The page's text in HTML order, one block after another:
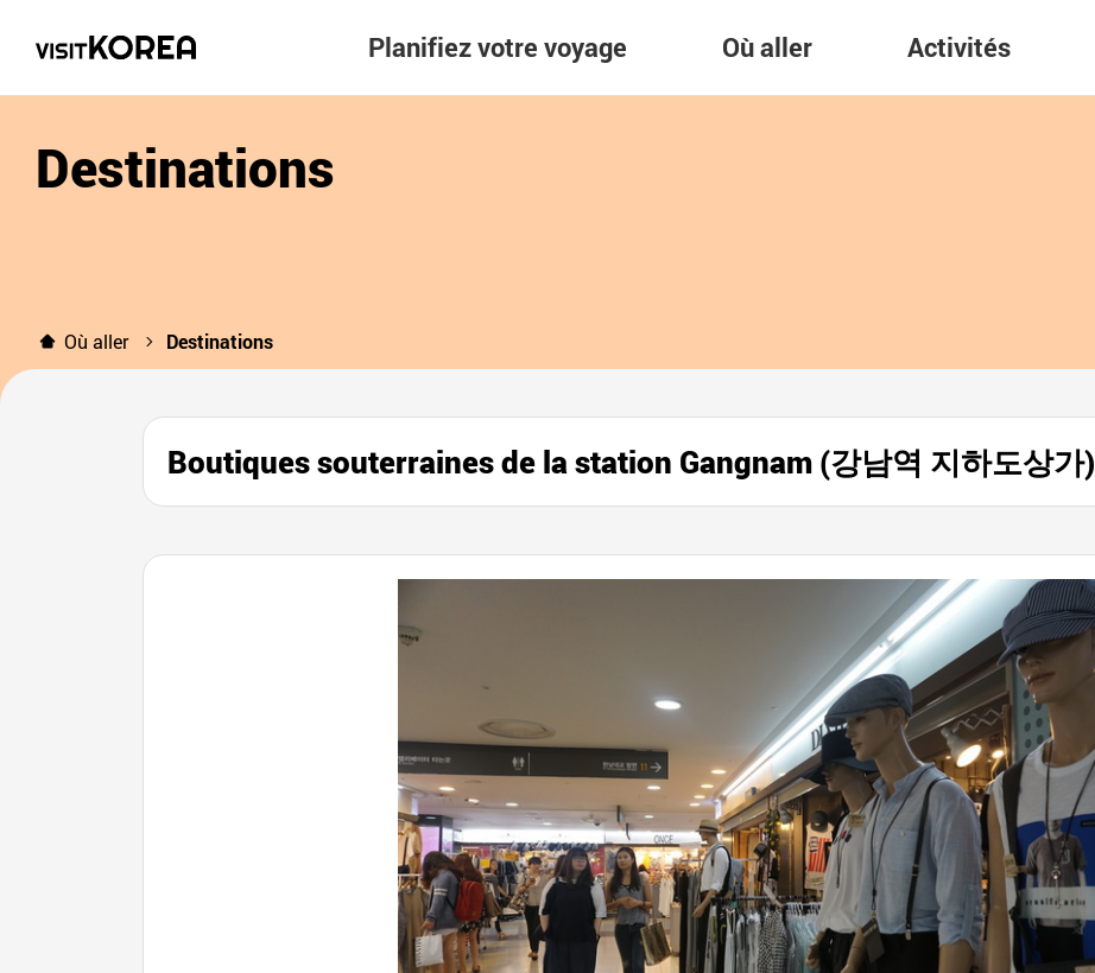
Planifiez votre voyage Où aller Activités
Destinations
Où aller Destinations
Boutiques souterraines de la station Gangnam (강남역 지하도상가)